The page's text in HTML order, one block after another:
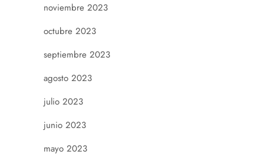
noviembre 2023
octubre 2023
septiembre 2023
agosto 2023
julio 2023
junio 2023
mayo 2023